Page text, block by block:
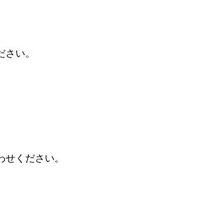
い。
ください。